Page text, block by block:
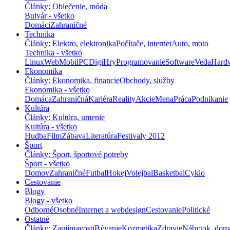
Články: Oblečenie, móda
Bulvár - všetko
DomáciZahraničné
Technika
Články: Elektro, elektronikaPočítače, internetAuto, moto
Technika - všetko
LinuxWebMobilPCDigiHryProgramovanieSoftwareVeda
Ekonomika
Články: Ekonomika, financieObchody, služby
Ekonomika - všetko
DomácaZahraničnáKariéraRealityAkcieMenaPrácaPodnikanie
Kultúra
Články: Kultúra, umenie
Kultúra - všetko
HudbaFilmZábavaLiteratúraFestivaly 2012
Šport
Články: Šport, športové potreby
Šport - všetko
DomovZahraničnéFutbalHokejVolejbalBasketbalCyklo
Cestovanie
Blogy
Blogy - všetko
OdbornéOsobnéInternet a webdesignCestovaniePolitické
Ostatné
Články: ZaujímavostiBývanieKozmetikaZdravieNábytok,